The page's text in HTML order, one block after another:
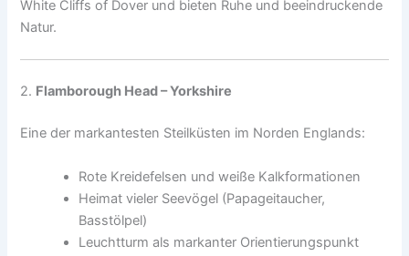
White Cliffs of Dover und bieten Ruhe und beeindruckende
Natur.
2. Flamborough Head – Yorkshire
Eine der markantesten Steilküsten im Norden Englands:
Rote Kreidefelsen und weiße Kalkformationen
Heimat vieler Seevögel (Papageitaucher,
Basstölpel)
Leuchtturm als markanter Orientierungspunkt